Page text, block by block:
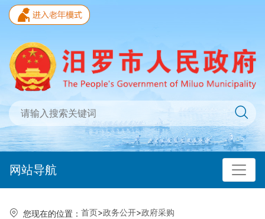
网站导航
您现在的位置： 首页>政务公开>政府采购